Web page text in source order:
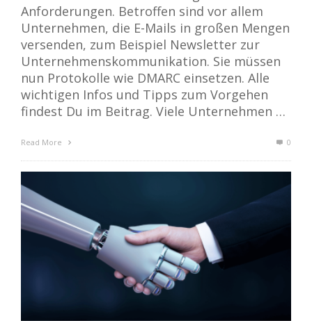
Anforderungen. Betroffen sind vor allem
Unternehmen, die E-Mails in großen Mengen
versenden, zum Beispiel Newsletter zur
Unternehmenskommunikation. Sie müssen
nun Protokolle wie DMARC einsetzen. Alle
wichtigen Infos und Tipps zum Vorgehen
findest Du im Beitrag. Viele Unternehmen …
Read More 0